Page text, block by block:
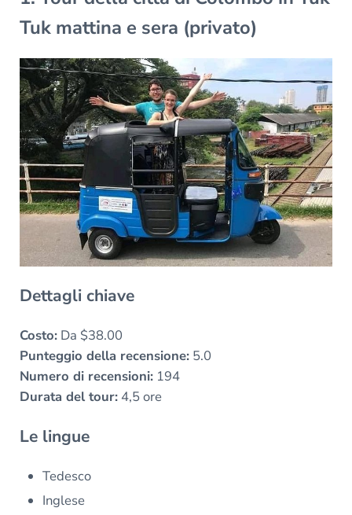
Tuk mattina e sera (privato)
Dettagli chiave
Costo:Da $38.00
Punteggio della recensione:5.0
Numero di recensioni:194
Durata del tour:4,5 ore
Le lingue
Tedesco
Inglese